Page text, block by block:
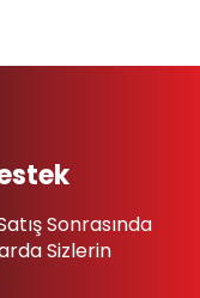
Sonrasında
Sizlerin